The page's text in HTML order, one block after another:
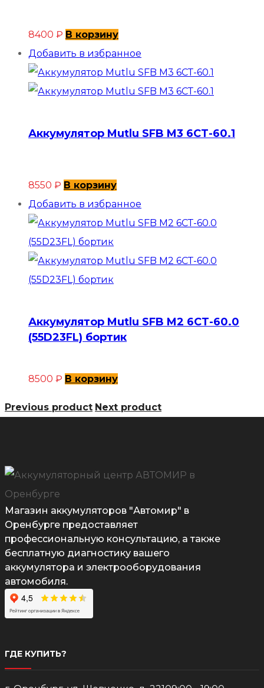
8400 ₽ В корзину
Добавить в избранное
Аккумулятор Mutlu SFB M3 6СТ-60.1
8550 ₽ В корзину
Добавить в избранное
Аккумулятор Mutlu SFB M2 6СТ-60.0
(55D23FL) бортик
8500 ₽ В корзину
Previous product Next product
Магазин аккумуляторов "Автомир" в
Оренбурге предоставляет
профессиональную консультацию, а также
бесплатную диагностику вашего
аккумулятора и электрооборудования
автомобиля.
ГДЕ КУПИТЬ?